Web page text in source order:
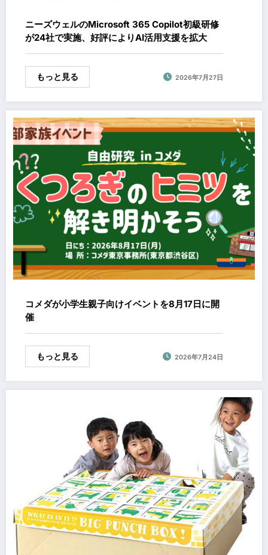
ニーズウェルのMicrosoft 365 Copilot初級研修
が24社で実施、好評によりAI活用支援を拡大
もっと見る 2026年7月27日
コメダが小学生親子向けイベントを8月17日に開
催
もっと見る 2026年7月24日